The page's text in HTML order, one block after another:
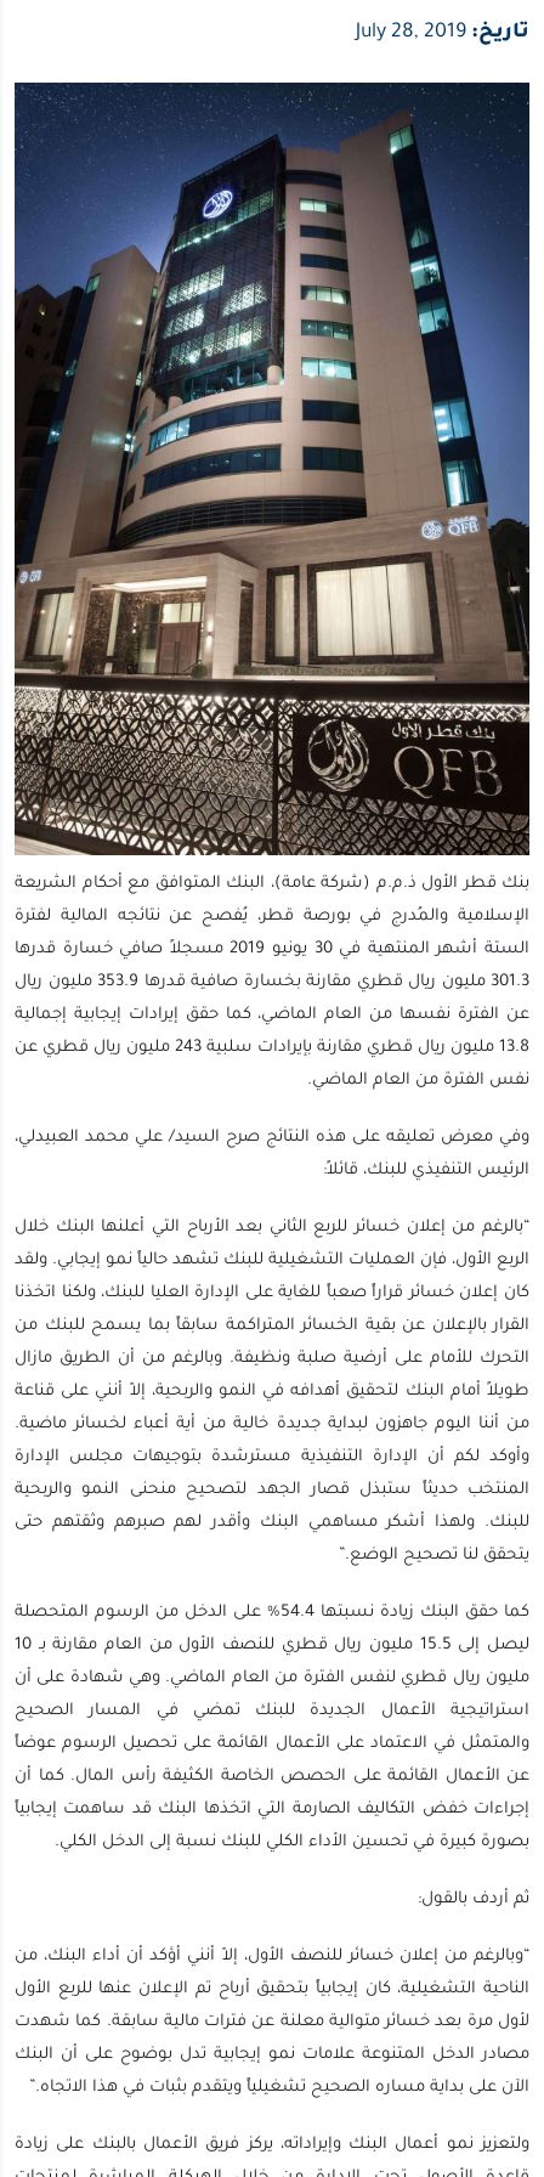
تاريخ:
بنك قطر الأول ذ.م.م (شركة عامة)، البنك المتوافق مع أحكام الشريعة
الإسلامية والمُدرج في بورصة قطر، يُفصح عن نتائجه المالية لفترة
الستة أشهر المنتهية في 30 يونيو 2019 مسجلاً صافي خسارة قدرها
301.3 مليون ريال قطري مقارنة بخسارة صافية قدرها 353.9 مليون ريال
عن الفترة نفسها من العام الماضي، كما حقق إيرادات إيجابية إجمالية
13.8 مليون ريال قطري مقارنة بإيرادات سلبية 243 مليون ريال قطري عن
نفس الفترة من العام الماضي.
وفي معرض تعليقه على هذه النتائج صرح السيد/ علي محمد العبيدلي،
الرئيس التنفيذي للبنك، قائلاً:
“بالرغم من إعلان خسائر للربع الثاني بعد الأرباح التي أعلنها البنك خلال
الربع الأول، فإن العمليات التشغيلية للبنك تشهد حالياً نمو إيجابي. ولقد
كان إعلان خسائر قراراً صعباً للغاية على الإدارة العليا للبنك، ولكنا اتخذنا
القرار بالإعلان عن بقية الخسائر المتراكمة سابقاً بما يسمح للبنك من
التحرك للأمام على أرضية صلبة ونظيفة. وبالرغم من أن الطريق مازال
طويلاً أمام البنك لتحقيق أهدافه في النمو والربحية، إلاّ أنني على قناعة
من أننا اليوم جاهزون لبداية جديدة خالية من أية أعباء لخسائر ماضية.
وأوكد لكم أن الإدارة التنفيذية مسترشدة بتوجيهات مجلس الإدارة
المنتخب حديثاً ستبذل قصار الجهد لتصحيح منحنى النمو والربحية
للبنك. ولهذا أشكر مساهمي البنك وأقدر لهم صبرهم وثقتهم حتى
يتحقق لنا تصحيح الوضع.”
كما حقق البنك زيادة نسبتها 54.4% على الدخل من الرسوم المتحصلة
ليصل إلى 15.5 مليون ريال قطري للنصف الأول من العام مقارنة بـ 10
مليون ريال قطري لنفس الفترة من العام الماضي. وهي شهادة على أن
استراتيجية الأعمال الجديدة للبنك تمضي في المسار الصحيح
والمتمثل في الاعتماد على الأعمال القائمة على تحصيل الرسوم عوضاً
عن الأعمال القائمة على الحصص الخاصة الكثيفة رأس المال. كما أن
إجراءات خفض التكاليف الصارمة التي اتخذها البنك قد ساهمت إيجابياً
بصورة كبيرة في تحسين الأداء الكلي للبنك نسبة إلى الدخل الكلي.
ثم أردف بالقول:
“وبالرغم من إعلان خسائر للنصف الأول، إلاّ أنني أؤكد أن أداء البنك، من
الناحية التشغيلية، كان إيجابياً بتحقيق أرباح تم الإعلان عنها للربع الأول
لأول مرة بعد خسائر متوالية معلنة عن فترات مالية سابقة. كما شهدت
مصادر الدخل المتنوعة علامات نمو إيجابية تدل بوضوح على أن البنك
الآن على بداية مساره الصحيح تشغيلياً ويتقدم بثبات في هذا الاتجاه.”
ولتعزيز نمو أعمال البنك وإيراداته، يركز فريق الأعمال بالبنك على زيادة